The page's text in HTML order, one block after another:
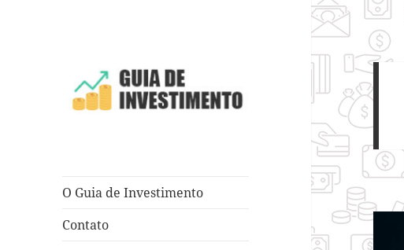
O Guia de Investimento
Contato